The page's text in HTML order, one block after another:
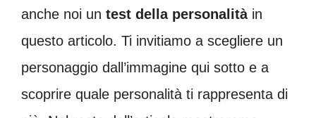
anche noi un test della personalitàin
questo articolo. Ti invitiamo a scegliere un
personaggio dall’immagine qui sotto e a
scoprire quale personalità ti rappresenta di